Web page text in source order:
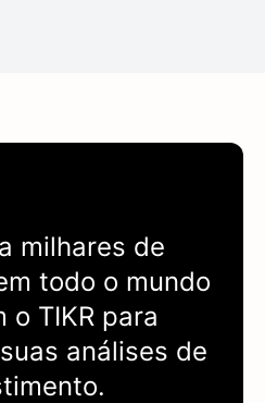
milhares de
todo o mundo
o TIKRpara
suas análises de